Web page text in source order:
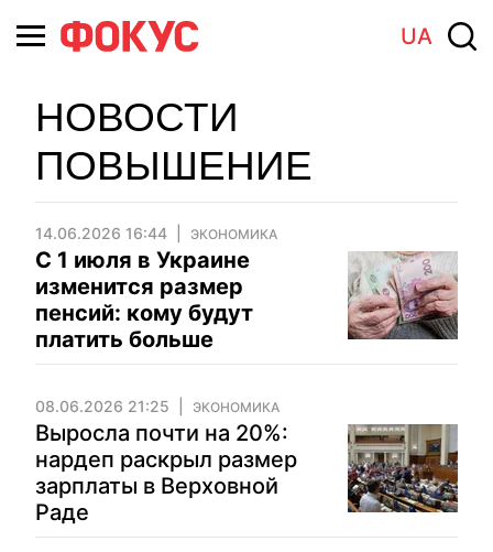
UA
НОВОСТИ
ПОВЫШЕНИЕ
14.06.2026 16:44 ЭКОНОМИКА
С 1 июля в Украине
изменится размер
пенсий: кому будут
платить больше
08.06.2026 21:25 ЭКОНОМИКА
Выросла почти на 20%:
нардеп раскрыл размер
зарплаты в Верховной
Раде